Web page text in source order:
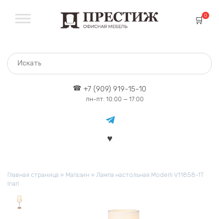
содержанию
0
+7 (909) 919-15-10
пн-пт: 10:00 — 17:00
Главная страница » Магазин » Лампа настольная Moderli V11858-1T
Inari